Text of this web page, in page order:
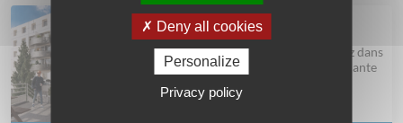
Résidence Kaol’in – Limoges- Investissez dans
un concept novateur : la résidence étudiante
Deny all cookies
Personalize
Privacy policy